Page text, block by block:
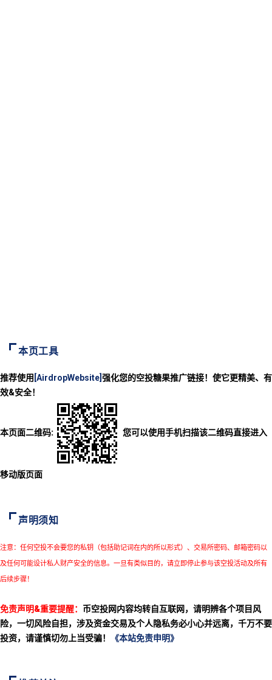
本页工具
推荐使用 [AirdropWebsite] 强化您的空投糖果推广链接！使它更精美、有
效&安全！
本页面二维码: 您可以使用手机扫描该二维码直接进入
移动版页面
声明须知
注意：任何空投不会要您的私钥（包括助记词在内的所以形式）、交易所密码、邮箱密码以
及任何可能设计私人财产安全的信息。一旦有类似目的，请立即停止参与该空投活动及所有
后续步骤！
免责声明&重要提醒： 币空投网内容均转自互联网，请明辨各个项目风
险，一切风险自担，涉及资金交易及个人隐私务必小心并远离，千万不要
投资，请谨慎切勿上当受骗！
《本站免责申明》